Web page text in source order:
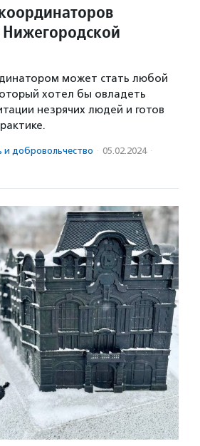
Нижегородской
может стать любой
хотел бы овладеть
незрячих людей и готов
и доброволь­чест­во · 05.02.2024 ·